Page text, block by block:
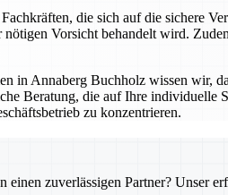
die sich auf die sichere
Vorsicht behandelt wird.
in Annaberg Buchholz wissen wir,
Beratung, die auf Ihre
zu konzentrieren.
einen zuverlässigen Partner? Unser